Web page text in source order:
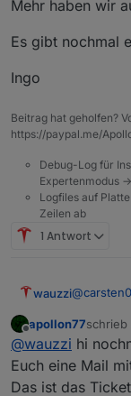
Könnt ihr
Paypal
Mehr haben wir
Es gibt nochmal
Ingo
Beitrag hat geholfen?
https://paypal.me/
Debug-Log für
Expertenmodus -
Logfiles auf
Zeilen ab
1 Antwort
wauzzi@
@
@
Hallo
apollon77schrieb
zuletzt
@wauzzi hi
Euch eine Mail
Das ist das